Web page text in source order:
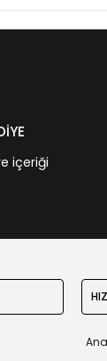
içeriği